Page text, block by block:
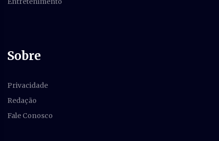
Sobre
Privacidade
Redação
Fale Conosco